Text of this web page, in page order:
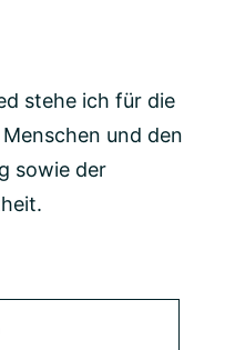
stehe ich für die
und den
sowie der